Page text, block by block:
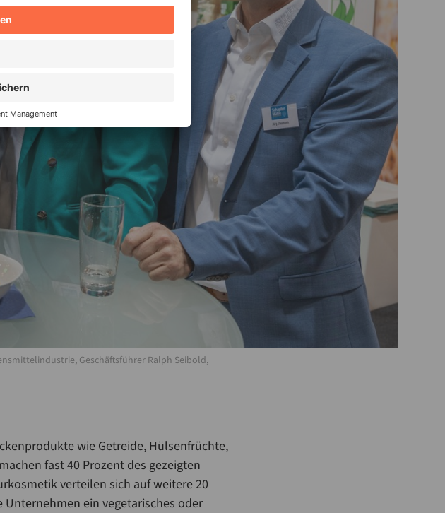
Geschäftsführer Ralph Seibold,
wie Getreide, Hülsenfrüchte,
fast 40 Prozent des gezeigten
verteilen sich auf weitere 20
ein vegetarisches oder